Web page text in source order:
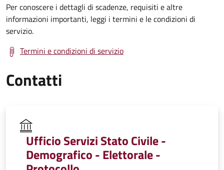
Per conoscere i dettagli di scadenze, requisiti e altre
informazioni importanti, leggi i termini e le condizioni di
servizio.
Termini e condizioni di servizio
Contatti
Ufficio Servizi Stato Civile -
Demografico - Elettorale -